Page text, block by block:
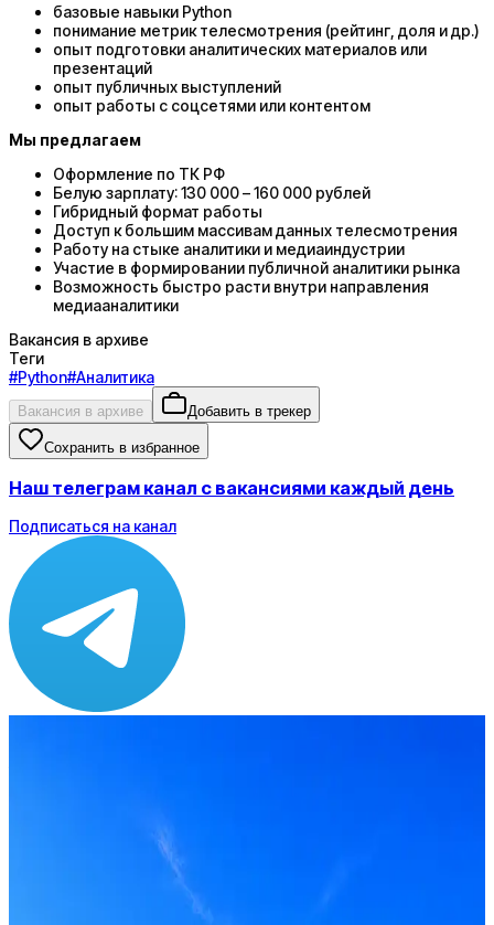
базовые навыки Python
понимание метрик телесмотрения (рейтинг, доля и др.)
опыт подготовки аналитических материалов или
презентаций
опыт публичных выступлений
опыт работы с соцсетями или контентом
Мы предлагаем
Оформление по ТК РФ
Белую зарплату: 130 000 – 160 000 рублей
Гибридный формат работы
Доступ к большим массивам данных телесмотрения
Работу на стыке аналитики и медиаиндустрии
Участие в формировании публичной аналитики рынка
Возможность быстро расти внутри направления
медиааналитики
Вакансия в архиве
Теги
#Python#Аналитика
Вакансия в архиве Добавить в трекер
Сохранить в избранное
Наш телеграм канал с вакансиями каждый день
Подписаться на канал
Оффер быстрее с Эйч